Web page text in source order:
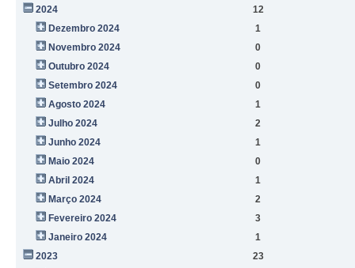
2024
12
Dezembro 2024
1
Novembro 2024
0
Outubro 2024
0
Setembro 2024
0
Agosto 2024
1
Julho 2024
2
Junho 2024
1
Maio 2024
0
Abril 2024
1
Março 2024
2
Fevereiro 2024
3
Janeiro 2024
1
2023
23